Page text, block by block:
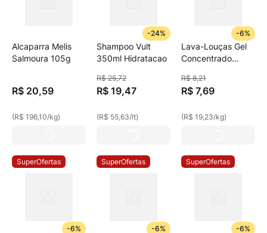
Alcaparra Melis
Salmoura 105g
R$ 20,59
(R$ 196,10/kg)
-24%
Shampoo Vult
350ml Hidratacao
R$ 25,72
R$ 19,47
(R$ 55,63/lt)
-6%
Lava-Louças Gel
Concentrado
400g
R$ 8,21
R$ 7,69
(R$ 19,23/kg)
SuperOfertas
-6%
SuperOfertas
-6%
SuperOfertas
-6%